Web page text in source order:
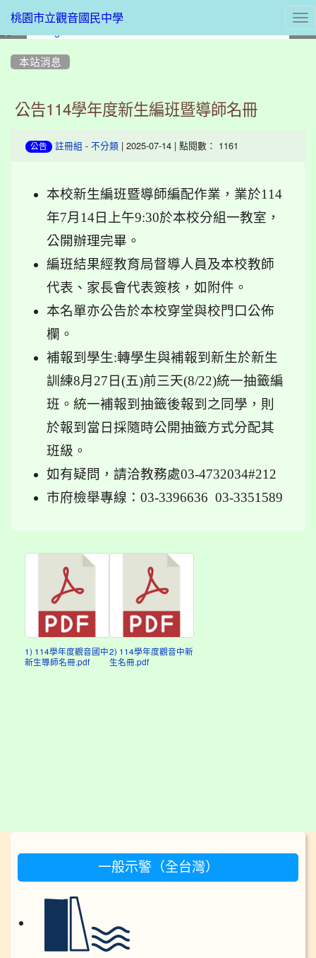
桃園市立觀音國民中學
本站消息
公告114學年度新生編班暨導師名冊
公告 註冊組 - 不分類 | 2025-07-14 | 點閱數： 1161
本校新生編班暨導師編配作業，業於114
年7月14日上午9:30於本校分組一教室，
公開辦理完畢。
編班結果經教育局督導人員及本校教師
代表、家長會代表簽核，如附件。
本名單亦公告於本校穿堂與校門口公佈
欄。
補報到學生:轉學生與補報到新生於新生
訓練8月27日(五)前三天(8/22)統一抽籤編
班。統一補報到抽籤後報到之同學，則
於報到當日採隨時公開抽籤方式分配其
班級。
如有疑問，請洽教務處03-4732034#212
市府檢舉專線：03-3396636 03-3351589
1) 114學年度觀音國中
新生導師名冊.pdf
2) 114學年度觀音中新
生名冊.pdf
一般示警（全台灣）